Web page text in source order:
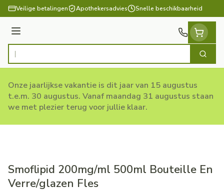
Ga naar de inhoud
Veilige betalingen Apothekersadvies Snelle beschikbaarheid
Menu
Product, merk, categorie... Zoek
Onze jaarlijkse vakantie is dit jaar van 15 augustus
t.e.m. 30 augustus. Vanaf maandag 31 augustus staan
we met plezier terug voor jullie klaar.
Smoflipid 200mg/ml 500ml Bouteille En
Verre/glazen Fles